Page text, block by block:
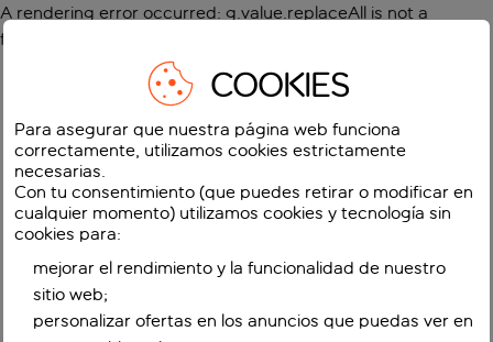
A rendering error occurred: g.value.replaceAll is not a
function
COOKIES
Para asegurar que nuestra página web funciona
correctamente, utilizamos cookies estrictamente
necesarias.
Con tu consentimiento (que puedes retirar o modificar en
cualquier momento) utilizamos cookies y tecnología sin
cookies para:
mejorar el rendimiento y la funcionalidad de nuestro
sitio web;
personalizar ofertas en los anuncios que puedas ver en